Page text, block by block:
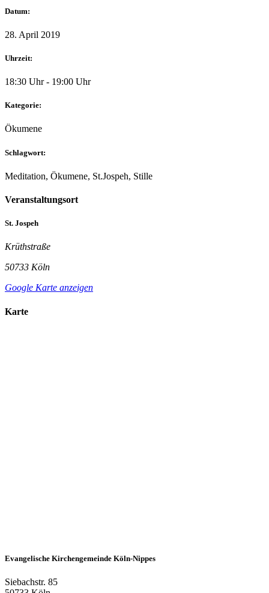
Datum:
28. April 2019
Uhrzeit:
18:30 Uhr - 19:00 Uhr
Kategorie:
Ökumene
Schlagwort:
Meditation, Ökumene, St.Jospeh, Stille
Veranstaltungsort
St. Jospeh
Krüthstraße
50733 Köln
Google Karte anzeigen
Karte
Evangelische Kirchengemeinde Köln-Nippes
Siebachstr. 85